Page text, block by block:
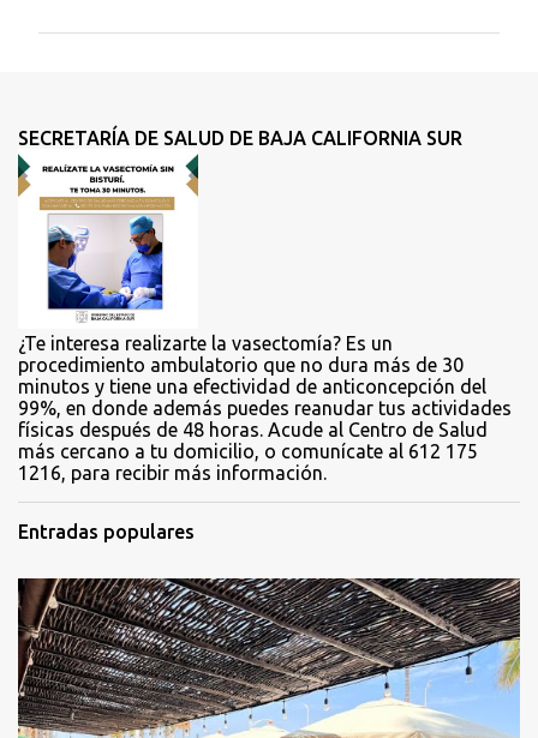
t
a
r
o
SECRETARÍA DE SALUD DE BAJA CALIFORNIA SUR
¿Te interesa realizarte la vasectomía? Es un
procedimiento ambulatorio que no dura más de 30
minutos y tiene una efectividad de anticoncepción del
99%, en donde además puedes reanudar tus actividades
físicas después de 48 horas. Acude al Centro de Salud
más cercano a tu domicilio, o comunícate al 612 175
1216, para recibir más información.
Entradas populares